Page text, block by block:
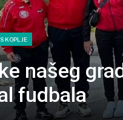
našeg
fudbala